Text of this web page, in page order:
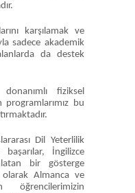
karşılamak ve
sadece akademik
da destek
fiziksel
bu
Dil Yeterlilik
başarılar, İngilizce
bir gösterge
Almanca ve
öğrencilerimizin